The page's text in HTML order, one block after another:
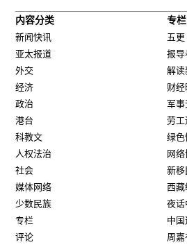
内容分类
新闻快讯
亚太报道
外交
经济
政治
港台
科教文
人权法治
社会
媒体网络
少数民族
专栏
评论
专栏
五更
报导
解读
财
军事
劳工
绿色
网
新移
西藏
夜话
中国
周嘉